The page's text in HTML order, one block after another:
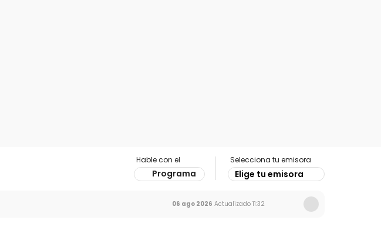
Hable con el
Programa
Selecciona tu emisora
Elige tu emisora
06 ago 2026 Actualizado 11:32